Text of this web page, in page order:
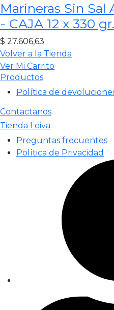
Marineras Sin
- CAJA 12 x 330 gr.
$ 27.606,63
Volver a la Tienda
Ver Mi Carrito
Productos
Política de
Contactanos
Tienda Leiva
Preguntas frecuentes
Política de Privacidad